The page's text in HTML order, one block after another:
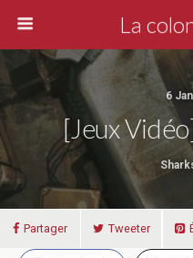
La
6
[Jeux
Partager Tweeter